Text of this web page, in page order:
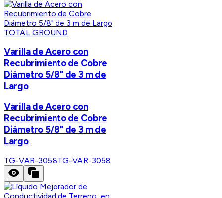
TOTAL GROUND
Varilla de Acero con
Recubrimiento de Cobre
Diámetro 5/8" de 3 m de
Largo
Varilla de Acero con
Recubrimiento de Cobre
Diámetro 5/8" de 3 m de
Largo
TG-VAR-3058TG-VAR-3058